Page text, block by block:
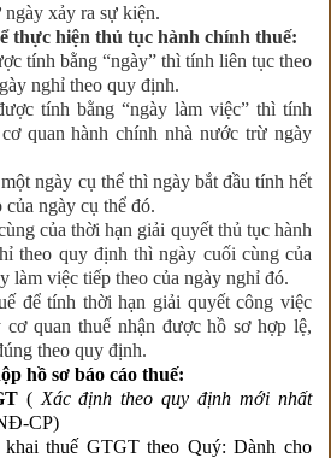
xảy ra sự kiện.
thực hiện thủ tục hành chính thuế:
tính bằng “ngày” thì tính liên tục theo
nghỉ theo quy định.
tính bằng “ngày làm việc” thì tính
quan hành chính nhà nước trừ ngày
ngày cụ thể thì ngày bắt đầu tính hết
ngày cụ thể đó.
của thời hạn giải quyết thủ tục hành
theo quy định thì ngày cuối cùng của
làm việc tiếp theo của ngày nghỉ đó.
để tính thời hạn giải quyết công việc
cơ quan thuế nhận được hồ sơ hợp lệ,
theo quy định.
hồ sơ báo cáo thuế:
( Xác định theo quy định mới nhất
CP)
thuế GTGT theo Quý: Dành cho